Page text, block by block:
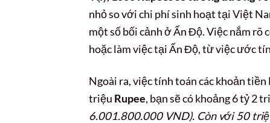
nhỏ so với chi phí sinh hoạt tại Việt
một số bối cảnh ở Ấn Độ. Việc nắm rõ
hoặc làm việc tại Ấn Độ, từ việc ước
Ngoài ra, việc tính toán các khoản
triệu Rupee, bạn sẽ có khoảng 6 tỷ 2
6.001.800.000 VND). Còn với 50